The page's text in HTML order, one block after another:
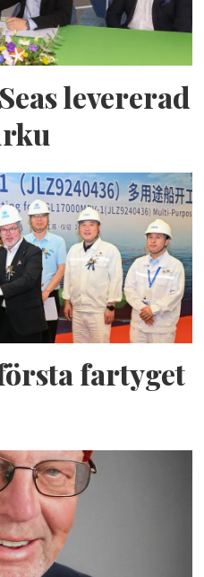
levererad
fartyget